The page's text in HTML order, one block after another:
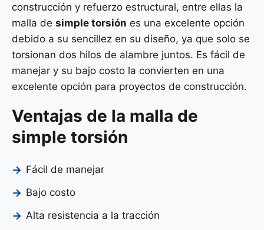
construcción y refuerzo estructural, entre ellas la
malla de simple torsión es una excelente opción
debido a su sencillez en su diseño, ya que solo se
torsionan dos hilos de alambre juntos. Es fácil de
manejar y su bajo costo la convierten en una
excelente opción para proyectos de construcción.
Ventajas de la malla de
simple torsión
Fácil de manejar
Bajo costo
Alta resistencia a la tracción